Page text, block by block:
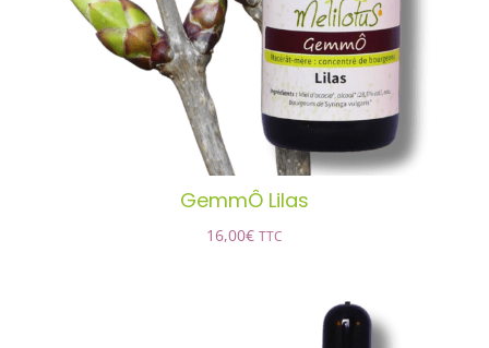
GemmÔ Lilas
16,00€ TTC